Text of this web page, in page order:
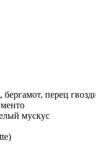
перец
мускус